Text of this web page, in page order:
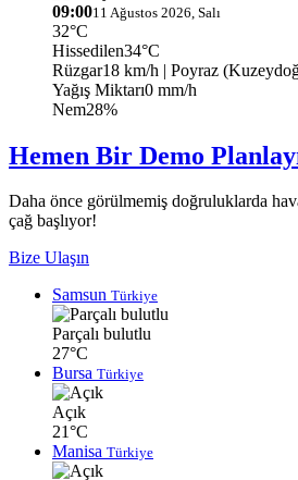
09:0011 Ağustos 2026, Salı
32°C
Hissedilen34°C
Rüzgar18 km/h | Poyraz
Yağış Miktarı0 mm/h
Nem28%
Hemen Bir Demo
Daha önce görülmemiş doğruluklarda
çağ başlıyor!
Bize Ulaşın
Samsun Türkiye
Parçalı bulutlu
27°C
Bursa Türkiye
Açık
21°C
Manisa Türkiye